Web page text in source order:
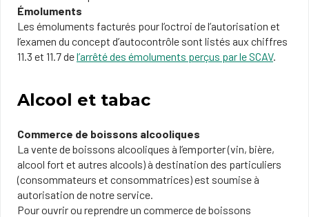
Émoluments
Les émoluments facturés pour l’octroi de l’autorisation et
l’examen du concept d’autocontrôle sont listés aux chiffres
11.3 et 11.7 del’arrêté des émoluments perçus par le SCAV.
Alcool et tabac
Commerce de boissons alcooliques
La vente de boissons alcooliques à l’emporter (vin, bière,
alcool fort et autres alcools) à destination des particuliers
(consommateurs et consommatrices) est soumise à
autorisation de notre service.
Pour ouvrir ou reprendre un commerce de boissons